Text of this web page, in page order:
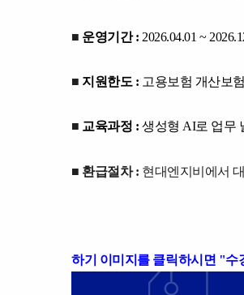
■ 운영기간 : 2026.04.01 ~
■ 지원한도 : 고용보험 개산보
■ 교육과정 : 생성형 AI로 업무
■ 환급절차 : 현대엔지비에서
하기 이미지를 클릭하시면 "수